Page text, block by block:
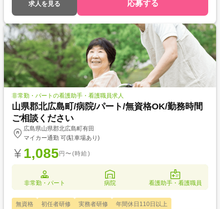
求人を見る 応募する
非常勤・パートの看護助手・看護職員求人
山県郡北広島町/病院/パート/無資格OK/勤務時間
ご相談ください
広島県山県郡北広島町有田
マイカー通勤 可(駐車場あり)
1,085 円〜(時給)
非常勤・パート 病院 看護助手・看護職員
無資格 初任者研修 実務者研修
年間休日110日以上